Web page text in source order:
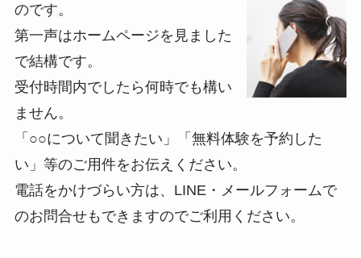
のです。
第一声はホームページを見ました
で結構です。
受付時間内でしたら何時でも構い
ません。
「○○について聞きたい」「無料体験を予約した
い」等のご用件をお伝えください。
電話をかけづらい方は、LINE・メールフォームで
のお問合せもできますのでご利用ください。